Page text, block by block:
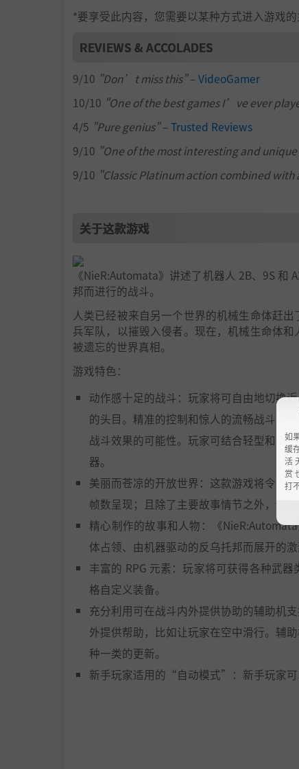
*要享受此内容，您需要以某种方式进入游戏
REVIEWS & ACCOLADES
9/10 "Don’t miss this"–VideoGamer
10/10 "One of the best games I’ve ever
4/5 "Pure genius"–Trusted Reviews
9/10 "One of the most interesting and
9/10 "Classic Platinum action combined
关于这款游戏
《NieR:Automata》讲述了机器人 2B、9S
邦而进行的战斗。
人类已经被来自另一个世界的机械生命体赶
兵军队，以摧毁入侵者。现在，机械生命体
被遗忘的世界真相。
游戏特色：
动作感十足的战斗：玩家将可自由地切换
的头目。精准的控制和惊人的流畅战斗对
战斗效果的可能性。玩家可结合轻型和重
器。
美丽而苍凉的开放世界：这款游戏将令人
帧数呈现；且除了主要故事情节之外，还包
精心制作的故事和人物：《
体占领、由机器驱动的反乌托邦而展开的激
丰富的 RPG 元素：玩家将可获得各种武
格自定义装备。
充分利用可在战斗内外提供协助的辅助机
外提供帮助，比如让玩家在空中滑行。辅
种一类的更新。
新手玩家适用的“自动模式”：新手玩家
如
缓
活
赏
打